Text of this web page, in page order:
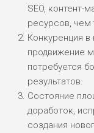
РИСКИ:
ДОХОД:
БЮДЖЕТ:
РИСКИ:
ДОХОД:
БЮДЖЕТ:
SEO, контент-
ресурсов, чем
Конкуренция
продвижение
потребуется
результатов.
Состояние
доработок,
создания